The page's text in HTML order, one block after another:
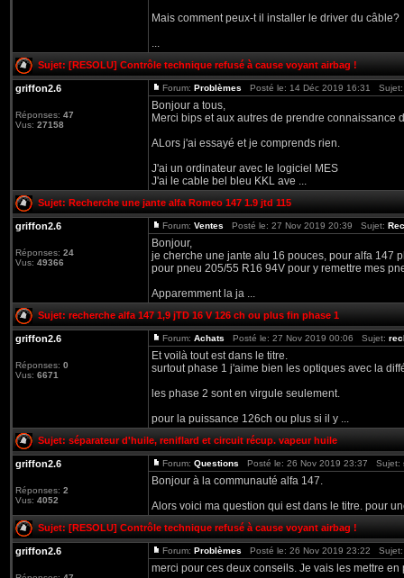
Mais comment peux-t il installer le driver du câble?
...
Sujet: [RESOLU] Contrôle technique refusé à cause voyant airbag !
griffon2.6
Réponses: 47
Vus: 27158
Forum: Problèmes Posté le: 14 Déc 2019 16:31
Bonjour a tous,
Merci bips et aux autres de prendre connaissance
ALors j'ai essayé et je comprends rien.
J'ai un ordinateur avec le logiciel MES
J'ai le cable bel bleu KKL ave ...
Sujet: Recherche une jante alfa Romeo 147 1.9 jtd 115
griffon2.6
Réponses: 24
Vus: 49366
Forum: Ventes Posté le: 27 Nov 2019 20:39 Sujet:
Bonjour,
je cherche une jante alu 16 pouces, pour alfa 147
pour pneu 205/55 R16 94V pour y remettre mes
Apparemment la ja ...
Sujet: recherche alfa 147 1,9 jTD 16 V 126 ch ou plus fin phase 1
griffon2.6
Réponses: 0
Vus: 6671
Forum: Achats Posté le: 27 Nov 2019 00:06 Sujet:
Et voilà tout est dans le titre.
surtout phase 1 j'aime bien les optiques avec la
les phase 2 sont en virgule seulement.
pour la puissance 126ch ou plus si il y ...
Sujet: séparateur d'huile, reniflard et circuit récup. vapeur huile
griffon2.6
Réponses: 2
Vus: 4052
Forum: Questions Posté le: 26 Nov 2019 23:37 Sujet:
Bonjour à la communauté alfa 147.
Alors voici ma question qui est dans le titre. pour
Sujet: [RESOLU] Contrôle technique refusé à cause voyant airbag !
griffon2.6 Forum: Problèmes Posté le: 26 Nov 2019 23:22
merci pour ces deux conseils. Je vais les mettre